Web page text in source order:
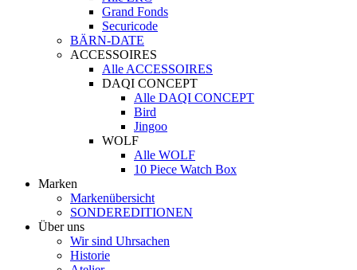
Grand Fonds
Securicode
BÄRN-DATE
ACCESSOIRES
Alle ACCESSOIRES
DAQI CONCEPT
Alle DAQI CONCEPT
Bird
Jingoo
WOLF
Alle WOLF
10 Piece Watch Box
Marken
Markenübersicht
SONDEREDITIONEN
Über uns
Wir sind Uhrsachen
Historie